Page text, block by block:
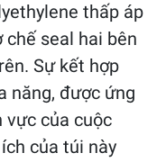
thấp áp
seal hai bên
Sự kết hợp
năng, được ứng
vực của cuộc
của túi này